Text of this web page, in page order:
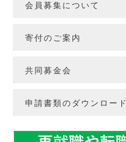
会員募集について
寄付のご案内
共同募金会
申請書類のダウンロード